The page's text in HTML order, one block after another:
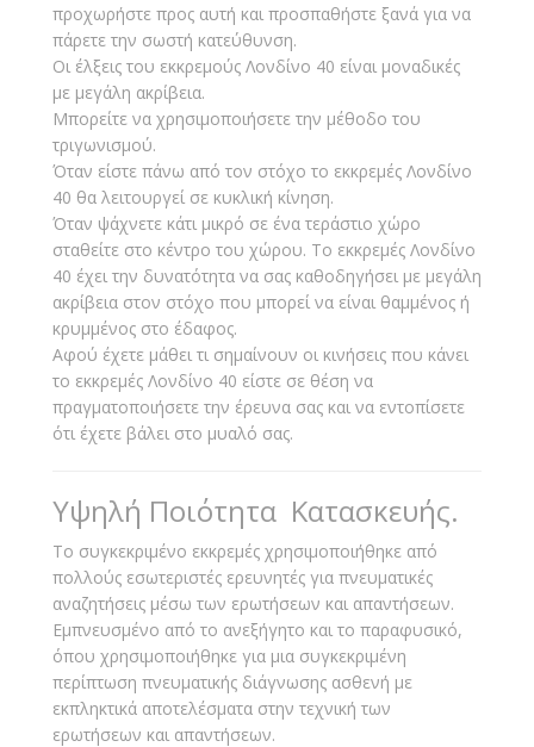
προχωρήστε προς αυτή και προσπαθήστε ξανά για να
πάρετε την σωστή κατεύθυνση.
Οι έλξεις του εκκρεμούς Λονδίνο 40 είναι μοναδικές
με μεγάλη ακρίβεια.
Μπορείτε να χρησιμοποιήσετε την μέθοδο του
τριγωνισμού.
Όταν είστε πάνω από τον στόχο το εκκρεμές Λονδίνο
40 θα λειτουργεί σε κυκλική κίνηση.
Όταν ψάχνετε κάτι μικρό σε ένα τεράστιο χώρο
σταθείτε στο κέντρο του χώρου. Το εκκρεμές Λονδίνο
40 έχει την δυνατότητα να σας καθοδηγήσει με μεγάλη
ακρίβεια στον στόχο που μπορεί να είναι θαμμένος ή
κρυμμένος στο έδαφος.
Αφού έχετε μάθει τι σημαίνουν οι κινήσεις που κάνει
το εκκρεμές Λονδίνο 40 είστε σε θέση να
πραγματοποιήσετε την έρευνα σας και να εντοπίσετε
ότι έχετε βάλει στο μυαλό σας.
Υψηλή Ποιότητα Κατασκευής.
Το συγκεκριμένο εκκρεμές χρησιμοποιήθηκε από
πολλούς εσωτεριστές ερευνητές για πνευματικές
αναζητήσεις μέσω των ερωτήσεων και απαντήσεων.
Εμπνευσμένο από το ανεξήγητο και το παραφυσικό,
όπου χρησιμοποιήθηκε για μια συγκεκριμένη
περίπτωση πνευματικής διάγνωσης ασθενή με
εκπληκτικά αποτελέσματα στην τεχνική των
ερωτήσεων και απαντήσεων.